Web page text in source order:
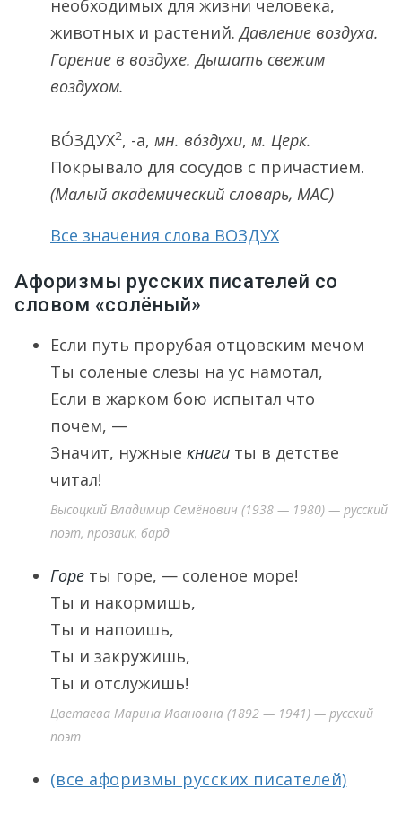
необходимых для жизни человека,
животных и растений.Давление воздуха.
Горение в воздухе. Дышать свежим
воздухом.
ВО́ЗДУХ2, -а, мн. во́здухи, м. Церк.
Покрывало для сосудов с причастием.
(Малый академический словарь, МАС)
Все значения слова ВОЗДУХ
Афоризмы русских писателей со
словом «солёный»
Если путь прорубая отцовским мечом
Ты соленые слезы на ус намотал,
Если в жарком бою испытал что
почем, —
Значит, нужные книги ты в детстве
читал!
Высоцкий Владимир Семёнович (1938 — 1980) — русский
поэт, прозаик, бард
Горе ты горе, — соленое море!
Ты и накормишь,
Ты и напоишь,
Ты и закружишь,
Ты и отслужишь!
Цветаева Марина Ивановна (1892 — 1941) — русский
поэт
(все афоризмы русских писателей)